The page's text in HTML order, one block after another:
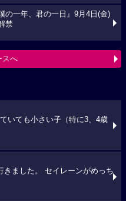
の一年、君の一日』9月4日(金)
禁
スへ
いても小さい子（特に3、4歳
ました。 セイレーンがめっち